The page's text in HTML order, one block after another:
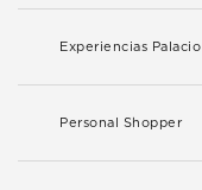
Experiencias Palacio
Personal Shopper